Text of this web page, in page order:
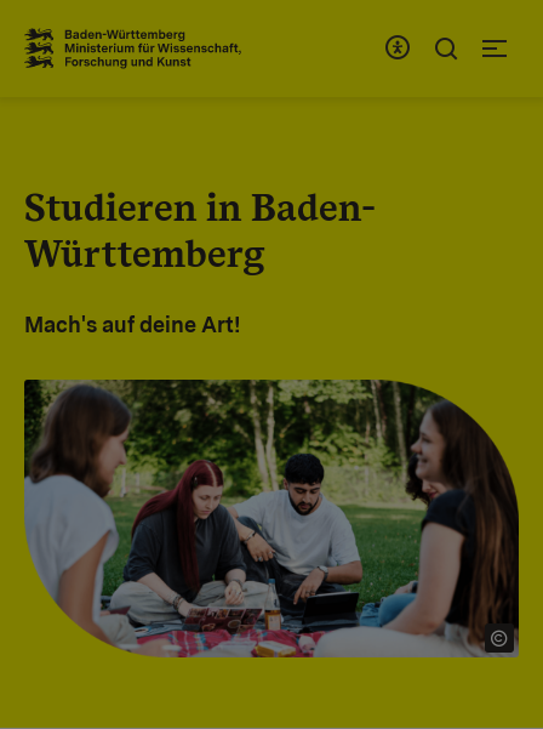
Studieren in Baden-
Württemberg
Mach's auf deine Art!